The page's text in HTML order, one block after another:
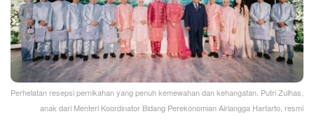
Perhelatan resepsi pernikahan yang penuh kemewahan dan kehangatan. Putri Zulhas,
anak dari Menteri Koordinator Bidang Perekonomian Airlangga Hartarto, resmi